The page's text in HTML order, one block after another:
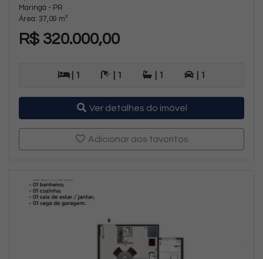
Maringá - PR
Área: 37,09 m²
R$ 320.000,00
| 1 | 1 | 1 | 1
Ver detalhes do imóvel
Adicionar aos favoritos